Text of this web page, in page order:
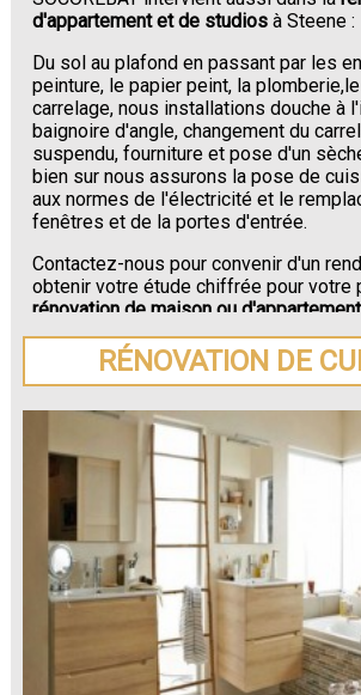
d'appartement et de studios à Steene :
Du sol au plafond en passant par les
peinture, le papier peint, la
carrelage, nous installations douche à
baignoire d'angle, changement du
suspendu, fourniture et pose d'un
bien sur nous assurons la pose de
aux normes de l'électricité et le
fenêtres et de la portes d'entrée.
Contactez-nous pour convenir d'un
obtenir votre étude chiffrée pour votre
rénovation de maison ou
Steene.
RÉNOVATION DE